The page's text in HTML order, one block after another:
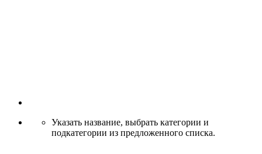
Указать название, выбрать категории и
подкатегории из предложенного списка.